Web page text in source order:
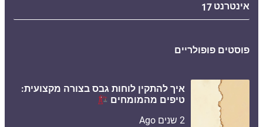
אינטרנט 17
פוסטים פופולריים
איך להתקין לוחות גבס בצורה מקצועית:
טיפים מהמומחים
2 שנים Ago